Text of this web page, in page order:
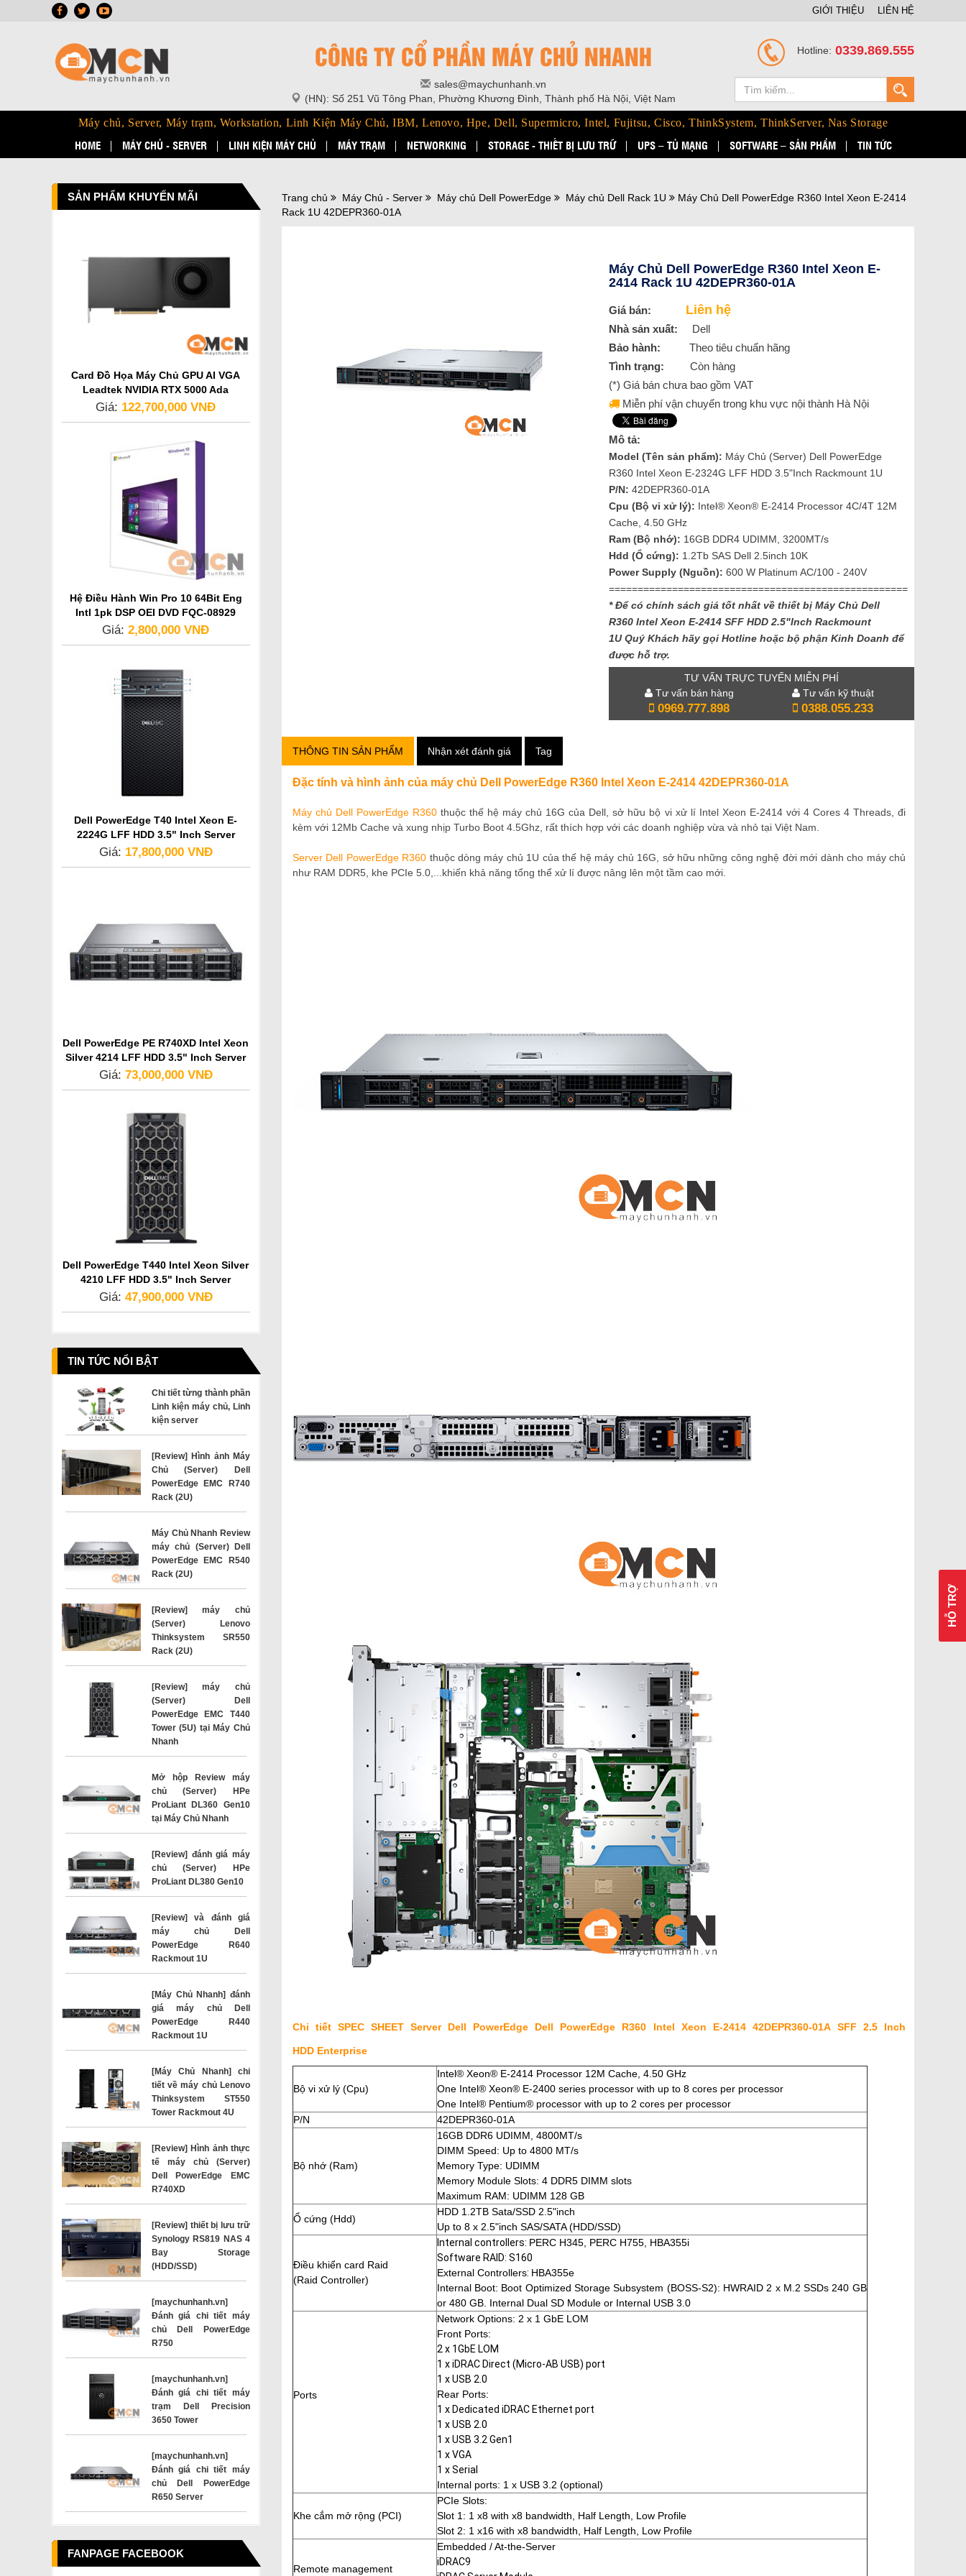
GIỚI THIỆU LIÊN HỆ
CÔNG TY CỔ PHẦN MÁY CHỦ NHANH
sales@maychunhanh.vn
(HN): Số 251 Vũ Tông Phan, Phường Khương Đình, Thành phố Hà Nội, Việt Nam
Hotline: 0339.869.555
Máy chủ, Server, Máy trạm, Workstation, Linh Kiện Máy Chủ, IBM, Lenovo, Hpe, Dell, Supermicro, Intel, Fujitsu, Cisco, ThinkSystem, ThinkServer, Nas Storage
HOME MÁY CHỦ - SERVER LINH KIỆN MÁY CHỦ MÁY TRẠM NETWORKING STORAGE - THIẾT BỊ LƯU TRỮ UPS – TỦ MẠNG SOFTWARE – SẢN PHẨM TIN TỨC
HỖ TRỢ
SẢN PHẨM KHUYẾN MÃI
Card Đồ Họa Máy Chủ GPU AI VGA
Leadtek NVIDIA RTX 5000 Ada
Generation
Giá: 122,700,000 VNĐ
Hệ Điều Hành Win Pro 10 64Bit Eng
Intl 1pk DSP OEI DVD FQC-08929
Giá:2,800,000 VNĐ
Dell PowerEdge T40 Intel Xeon E-
2224G LFF HDD 3.5" Inch Server
Giá: 17,800,000 VNĐ
Dell PowerEdge PE R740XD Intel Xeon
Silver 4214 LFF HDD 3.5" Inch Server
Giá: 73,000,000 VNĐ
Dell PowerEdge T440 Intel Xeon Silver
4210 LFF HDD 3.5" Inch Server
Giá: 47,900,000 VNĐ
TIN TỨC NỔI BẬT
Chi tiết từng thành phần
Linh kiện máy chủ, Linh
kiện server
[Review] Hình ảnh Máy
Chủ (Server) Dell
PowerEdge EMC R740
Rack (2U)
Máy Chủ Nhanh Review
máy chủ (Server) Dell
PowerEdge EMC R540
Rack (2U)
[Review] máy chủ
(Server) Lenovo
Thinksystem SR550
Rack (2U)
[Review] máy chủ
(Server) Dell
PowerEdge EMC T440
Tower (5U) tại Máy Chủ
Nhanh
Mở hộp Review máy
chủ (Server) HPe
ProLiant DL360 Gen10
tại Máy Chủ Nhanh
[Review] đánh giá máy
chủ (Server) HPe
ProLiant DL380 Gen10
[Review] và đánh giá
máy chủ Dell
PowerEdge R640
Rackmout 1U
[Máy Chủ Nhanh] đánh
giá máy chủ Dell
PowerEdge R440
Rackmout 1U
[Máy Chủ Nhanh] chi
tiết về máy chủ Lenovo
Thinksystem ST550
Tower Rackmout 4U
[Review] Hình ảnh thực
tế máy chủ (Server)
Dell PowerEdge EMC
R740XD
[Review] thiết bị lưu trữ
Synology RS819 NAS 4
Bay Storage
(HDD/SSD)
[maychunhanh.vn]
Đánh giá chi tiết máy
chủ Dell PowerEdge
R750
[maychunhanh.vn]
Đánh giá chi tiết máy
trạm Dell Precision
3650 Tower
[maychunhanh.vn]
Đánh giá chi tiết máy
chủ Dell PowerEdge
R650 Server
FANPAGE FACEBOOK
Trang chủ Máy Chủ - Server Máy chủ Dell PowerEdge Máy chủ Dell Rack 1U
Máy Chủ Dell PowerEdge R360 Intel Xeon E-2414
Rack 1U 42DEPR360-01A
Máy Chủ Dell PowerEdge R360 Intel Xeon E-
2414 Rack 1U 42DEPR360-01A
Giá bán: Liên hệ
Nhà sản xuất: Dell
Bảo hành: Theo tiêu chuẩn hãng
Tình trạng: Còn hàng
(*) Giá bán chưa bao gồm VAT
Miễn phí vận chuyển trong khu vực nội thành Hà Nội
Mô tả:
Model (Tên sản phẩm): Máy Chủ (Server) Dell PowerEdge
R360 Intel Xeon E-2324G LFF HDD 3.5"Inch Rackmount 1U
P/N: 42DEPR360-01A
Cpu (Bộ vi xử lý): Intel® Xeon® E-2414 Processor 4C/4T 12M
Cache, 4.50 GHz
Ram (Bộ nhớ): 16GB DDR4 UDIMM, 3200MT/s
Hdd (Ổ cứng): 1.2Tb SAS Dell 2.5inch 10K
Power Supply (Nguồn): 600 W Platinum AC/100 - 240V
====================================================
* Để có chính sách giá tốt nhất về thiết bị Máy Chủ Dell
R360 Intel Xeon E-2414 SFF HDD 2.5"Inch Rackmount
1UQuý Khách hãy gọi Hotline hoặc bộ phận Kinh Doanh để
được hỗ trợ.
TƯ VẤN TRỰC TUYẾN MIỄN PHÍ
Tư vấn bán hàng
0969.777.898
Tư vấn kỹ thuật
0388.055.233
THÔNG TIN SẢN PHẨM Nhận xét đánh giá Tag
Đặc tính và hình ảnh của máy chủ Dell PowerEdge R360 Intel Xeon E-2414 42DEPR360-01A
Máy chủ Dell PowerEdge R360thuộc thế hệ máy chủ 16G của Dell, sở hữu bộ vi xử lí Intel Xeon E-2414 với 4 Cores 4 Threads, đi
kèm với 12Mb Cache và xung nhịp Turbo Boot 4.5Ghz, rất thích hợp với các doanh nghiệp vừa và nhỏ tại Việt Nam.
Server Dell PowerEdge R360 thuộc dòng máy chủ 1U của thế hệ máy chủ 16G, sở hữu những công nghệ đời mới dành cho máy chủ
như RAM DDR5, khe PCIe 5.0,...khiến khả năng tổng thể xử lí được nâng lên một tầm cao mới.
Chi tiết SPEC SHEET Server Dell PowerEdge Dell PowerEdge R360 Intel Xeon E-2414 42DEPR360-01A SFF 2.5 Inch
HDD Enterprise
Bộ vi xử lý (Cpu)
Intel® Xeon® E-2414 Processor 12M Cache, 4.50 GHz
One Intel® Xeon® E-2400 series processor with up to 8 cores per processor
One Intel® Pentium® processor with up to 2 cores per processor
P/N
42DEPR360-01A
Bộ nhớ (Ram)
16GB DDR6 UDIMM, 4800MT/s
DIMM Speed: Up to 4800 MT/s
Memory Type: UDIMM
Memory Module Slots: 4 DDR5 DIMM slots
Maximum RAM: UDIMM 128 GB
Ổ cứng (Hdd)
HDD 1.2TB Sata/SSD 2.5"inch
Up to 8 x 2.5"inch SAS/SATA (HDD/SSD)
Điều khiển card Raid
(Raid Controller)
Internal controllers: PERC H345, PERC H755, HBA355i
Software RAID: S160
External Controllers: HBA355e
Internal Boot: Boot Optimized Storage Subsystem (BOSS-S2): HWRAID 2 x M.2 SSDs 240 GB
or 480 GB. Internal Dual SD Module or Internal USB 3.0
Ports
Network Options: 2 x 1 GbE LOM
Front Ports:
2 x 1GbE LOM
1 x iDRAC Direct (Micro-AB USB) port
1 x USB 2.0
Rear Ports:
1 x Dedicated iDRAC Ethernet port
1 x USB 2.0
1 x USB 3.2 Gen1
1 x VGA
1 x Serial
Internal ports: 1 x USB 3.2 (optional)
Khe cắm mở rộng (PCI)
PCIe Slots:
Slot 1: 1 x8 with x8 bandwidth, Half Length, Low Profile
Slot 2: 1 x16 with x8 bandwidth, Half Length, Low Profile
Remote management
Embedded / At-the-Server
iDRAC9